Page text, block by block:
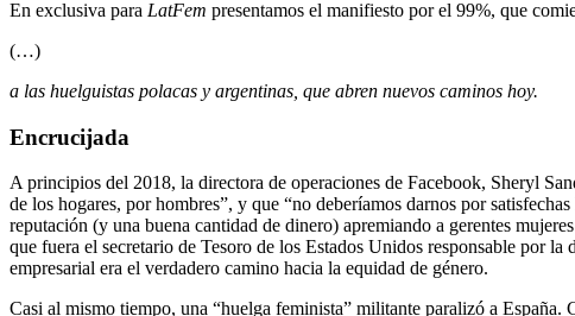
En exclusiva para LatFem presentamos el manifiesto por el 99%, que
(…)
a las huelguistas polacas y argentinas, que abren nuevos caminos hoy.
Encrucijada
A principios del 2018, la directora de operaciones de Facebook, Sheryl
de los hogares, por hombres”, y que “no deberíamos darnos por
reputación (y una buena cantidad de dinero) apremiando a gerentes
que fuera el secretario de Tesoro de los Estados Unidos responsable por
empresarial era el verdadero camino hacia la equidad de género.
Casi al mismo tiempo, una “huelga feminista” militante paralizó a